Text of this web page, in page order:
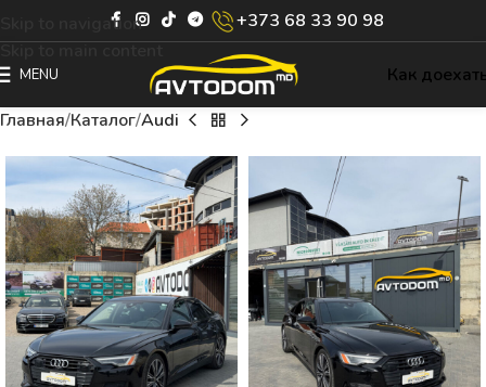
Skip to navigation
+373 68 33 90 98
MENU
Как
Главная Каталог Audi